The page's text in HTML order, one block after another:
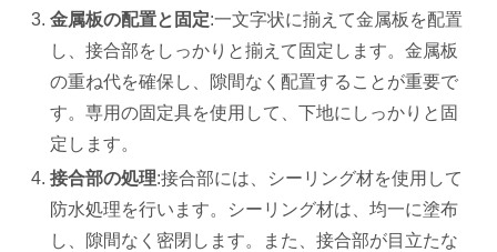
金属板の配置と固定:一文字状に揃えて金属板を配置
し、接合部をしっかりと揃えて固定します。金属板
の重ね代を確保し、隙間なく配置することが重要で
す。専用の固定具を使用して、下地にしっかりと固
定します。
接合部の処理:接合部には、シーリング材を使用して
防水処理を行います。シーリング材は、均一に塗布
し、隙間なく密閉します。また、接合部が目立たな